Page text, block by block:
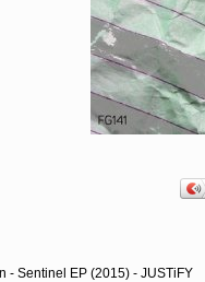
- Sentinel EP (2015) - JUSTiFY